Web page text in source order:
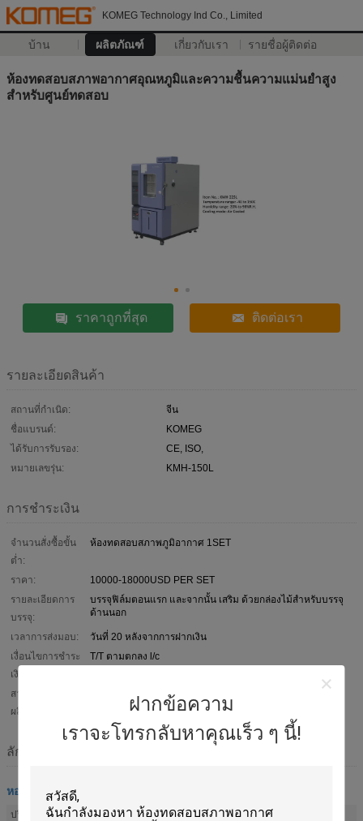
KOMEG Technology Ind Co., Limited
บ้าน ผลิตภัณฑ์ เกี่ยวกับเรา รายชื่อผู้ติดต่อ
ฝากข้อความ
เราจะโทรกลับหาคุณเร็ว ๆ นี้!
ห้องทดสอบสภาพอากาศอุณหภูมิและความชื้นความแม่นยำสูง
สำหรับศูนย์ทดสอบ
ราคาถูกที่สุด ติดต่อเรา
รายละเอียดสินค้า
สถานที่กำเนิด:
จีน
ชื่อแบรนด์:
KOMEG
ได้รับการรับรอง:
CE, ISO,
หมายเลขรุ่น:
KMH-150L
การชำระเงิน
จำนวนสั่งซื้อขั้น
ต่ำ:
ห้องทดสอบสภาพภูมิอากาศ 1SET
ราคา:
10000-18000USD PER SET
รายละเอียดการ
บรรจุ:
บรรจุฟิล์มตอนแรก และจากนั้น เสริม ด้วยกล่องไม้สำหรับบรรจุ
ด้านนอก
เวลาการส่งมอบ:
วันที่ 20 หลังจากการฝากเงิน
เงื่อนไขการชำระ
เงิน:
T/T ตามตกลง l/c
สามารถในการ
ผลิต:
1, 000 ชุด / ปี
ลักษณะ
หอทดสอบสภาพอากาศ
ปริมาณพื้นที่ทำงาน (กว้าง x สูง x ลึก):
600 x 600 x 460 มม